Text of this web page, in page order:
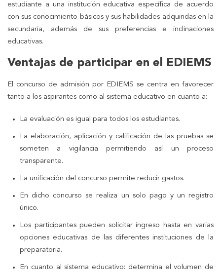
estudiante a una institución educativa específica de acuerdo
con sus conocimiento básicos y sus habilidades adquiridas en la
secundaria, además de sus preferencias e inclinaciones
educativas.
Ventajas de participar en el EDIEMS
El concurso de admisión por EDIEMS se centra en favorecer
tanto a los aspirantes como al sistema educativo en cuanto a:
La evaluación es igual para todos los estudiantes.
La elaboración, aplicación y calificación de las pruebas se
someten a vigilancia permitiendo así un proceso
transparente.
La unificación del concurso permite reducir gastos.
En dicho concurso se realiza un solo pago y un registro
único.
Los participantes pueden solicitar ingreso hasta en varias
opciones educativas de las diferentes instituciones de la
preparatoria.
En cuanto al sistema educativo: determina el volumen de